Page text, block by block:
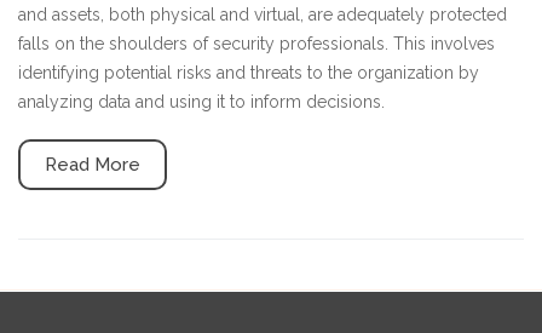
and assets, both physical and virtual, are adequately protected
falls on the shoulders of security professionals. This involves
identifying potential risks and threats to the organization by
analyzing data and using it to inform decisions.
Read More